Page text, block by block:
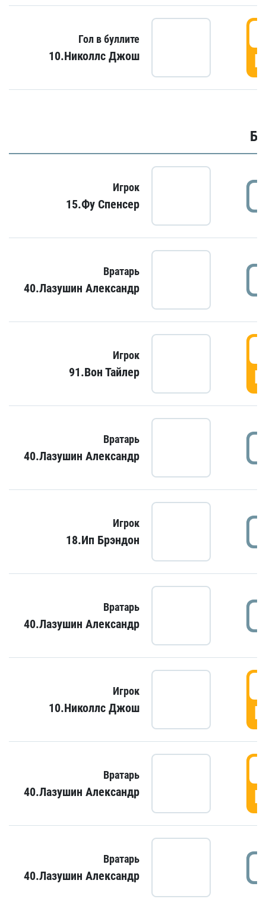
Гол в буллите
10.Николлс Джош
Игрок
15.Фу Спенсер
Вратарь
40.Лазушин Александр
Игрок
91.Вон Тайлер
Вратарь
40.Лазушин Александр
Игрок
18.Ип Брэндон
Вратарь
40.Лазушин Александр
Игрок
10.Николлс Джош
Вратарь
40.Лазушин Александр
Вратарь
40.Лазушин Александр